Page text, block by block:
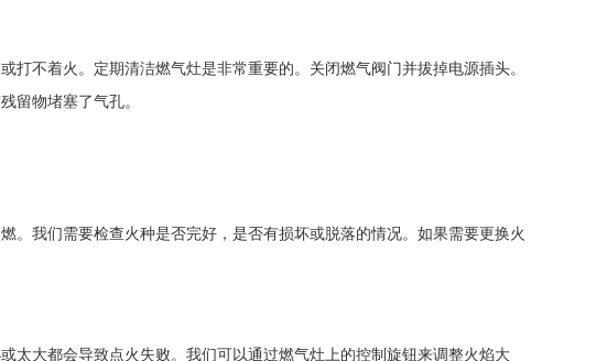
不着火。定期清洁燃气灶是非常重要的。关闭燃气阀门并拔掉电源插头。
留物堵塞了气孔。
。我们需要检查火种是否完好，是否有损坏或脱落的情况。如果需要更换火
太大都会导致点火失败。我们可以通过燃气灶上的控制旋钮来调整火焰大